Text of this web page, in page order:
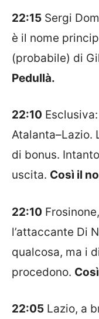
22:15 Sergi
è il nome
(probabile) di
Pedullà.
22:10 Esclusiva:
Atalanta–Lazio.
di bonus.
uscita. Così il
22:10 Frosinone
l’attaccante Di
qualcosa, ma i
procedono.
22:05 Lazio, a